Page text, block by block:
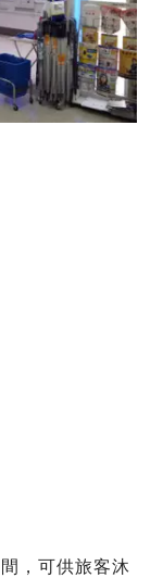
，可供旅客沐